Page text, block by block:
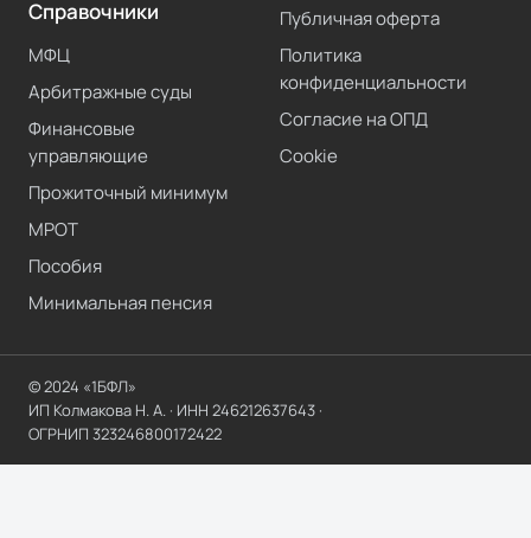
Справочники
МФЦ
Арбитражные суды
Финансовые
управляющие
Прожиточный минимум
МРОТ
Пособия
Минимальная пенсия
Публичная оферта
Политика
конфиденциальности
Согласие на ОПД
Cookie
© 2024 «1БФЛ»
ИП Колмакова Н. А. · ИНН 246212637643 ·
ОГРНИП 323246800172422